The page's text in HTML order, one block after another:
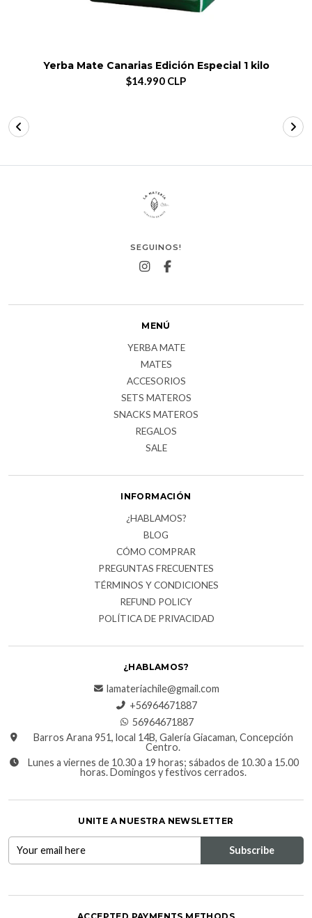
Yerba Mate Canarias Edición Especial 1 kilo
$14.990 CLP
SEGUINOS!
MENÚ
YERBA MATE
MATES
ACCESORIOS
SETS MATEROS
SNACKS MATEROS
REGALOS
SALE
INFORMACIÓN
¿HABLAMOS?
BLOG
CÓMO COMPRAR
PREGUNTAS FRECUENTES
TÉRMINOS Y CONDICIONES
REFUND POLICY
POLÍTICA DE PRIVACIDAD
¿HABLAMOS?
lamateriachile@gmail.com
+56964671887
56964671887
Barros Arana 951, local 14B, Galería Giacaman, Concepción
Centro.
Lunes a viernes de 10.30 a 19 horas; sábados de 10.30 a 15.00
horas. Domingos y festivos cerrados.
UNITE A NUESTRA NEWSLETTER